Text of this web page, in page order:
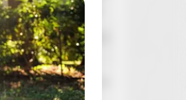
Wczoraj o 23:30
monitor
Wczoraj o 22:18